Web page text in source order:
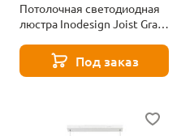
Потолочная светодиодная
люстра Inodesign Joist Gray
Под заказ